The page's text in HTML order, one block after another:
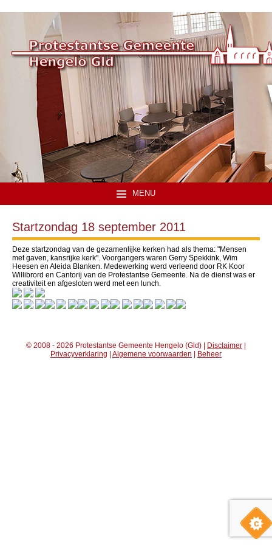
MENU
Startzondag 18 september 2011
Deze startzondag van de gezamenlijke kerken had als thema: "Mensen
met gaven, kansrijke kerk". Voorgangers waren Gerry Spekkink, Wim
Heesen en Aleida Blanken. Medewerking werd verleend door RK Koor
Willibrord en Cantorij van de Protestantse Gemeente. Na de dienst was er
creativiteit en afgesloten werd met een lunch.
© 2008 - 2026 Protestantse Gemeente Hengelo (Gld) | Disclaimer |
Privacyverklaring | Algemene voorwaarden | Beheer